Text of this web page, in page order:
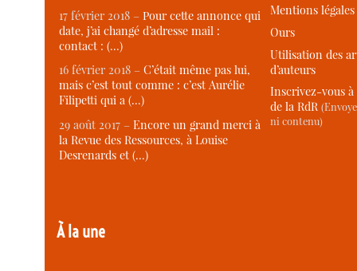
17 février 2018 –Pour cette annonce qui
date, j’ai changé d’adresse mail :
contact : (…)
16 février 2018 –C’était même pas lui,
mais c’est tout comme : c’est Aurélie
Filipetti qui a (…)
29 août 2017 –Encore un grand merci à
la Revue des Ressources, à Louise
Desrenards et (…)
À la une
Mentions légales
Ours
Utilisation des
d’auteurs
Inscrivez-vous
de la RdR
ni contenu)